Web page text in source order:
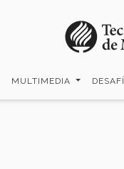
MULTIMEDIA